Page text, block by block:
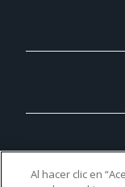
Al hacer clic en